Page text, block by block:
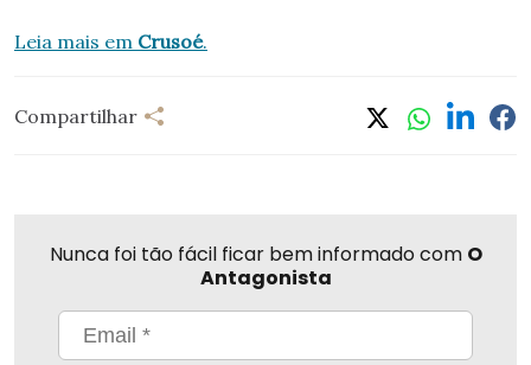
Leia mais em Crusoé.
Compartilhar
Nunca foi tão fácil ficar bem informado com O
Antagonista